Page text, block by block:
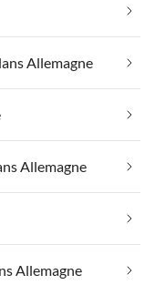
Allemagne
Allemagne
Allemagne